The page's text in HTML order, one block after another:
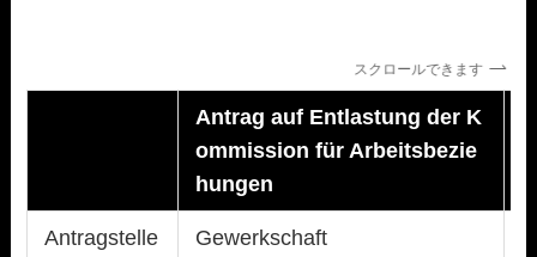
スクロールできます
Antrag auf Entlastung der K
ommission für Arbeitsbezie
hungen
Antragstelle
Gewerkschaft